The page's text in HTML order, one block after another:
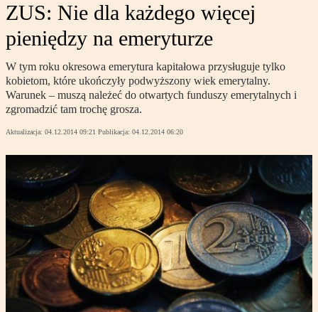
ZUS: Nie dla każdego więcej
pieniędzy na emeryturze
W tym roku okresowa emerytura kapitałowa przysługuje tylko
kobietom, które ukończyły podwyższony wiek emerytalny.
Warunek – muszą należeć do otwartych funduszy emerytalnych i
zgromadzić tam trochę grosza.
Aktualizacja: 04.12.2014 09:21 Publikacja: 04.12.2014 06:20